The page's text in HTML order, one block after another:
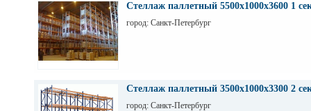
Стеллаж паллетный 5500х1000х3600 1
город: Санкт-Петербург
Стеллаж паллетный 3500х1000х3300 2
город: Санкт-Петербург